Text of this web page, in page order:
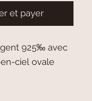
et payer
925‰ avec
ciel ovale